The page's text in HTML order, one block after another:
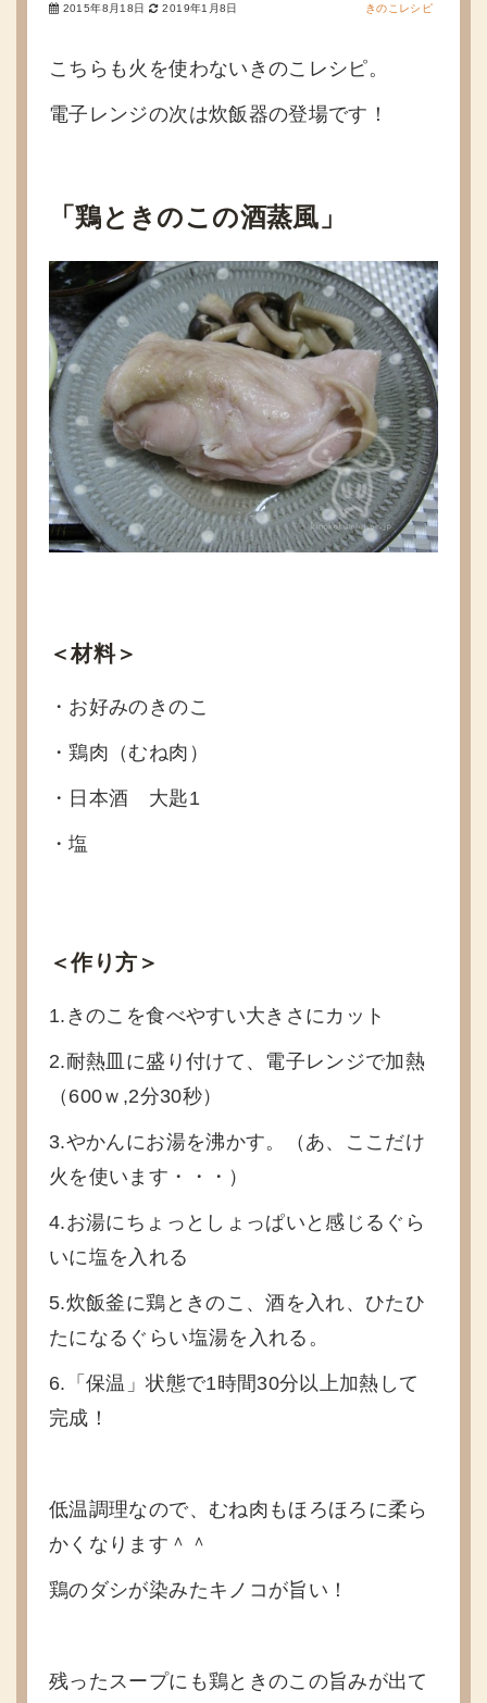
2015年8月18日 2019年1月8日 きのこレシピ
こちらも火を使わないきのこレシピ。
電子レンジの次は炊飯器の登場です！
「鶏ときのこの酒蒸風」
＜材料＞
・お好みのきのこ
・鶏肉（むね肉）
・日本酒 大匙1
・塩
＜作り方＞
1.きのこを食べやすい大きさにカット
2.耐熱皿に盛り付けて、電子レンジで加熱
（600ｗ,2分30秒）
3.やかんにお湯を沸かす。（あ、ここだけ
火を使います・・・）
4.お湯にちょっとしょっぱいと感じるぐら
いに塩を入れる
5.炊飯釜に鶏ときのこ、酒を入れ、ひたひ
たになるぐらい塩湯を入れる。
6.「保温」状態で1時間30分以上加熱して
完成！
低温調理なので、むね肉もほろほろに柔ら
かくなります＾＾
鶏のダシが染みたキノコが旨い！
残ったスープにも鶏ときのこの旨みが出て